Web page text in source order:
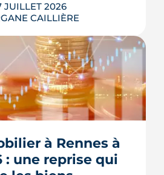
JUILLET 2026
CAILLIÈRE
devient un vrai critère
Plus-value
: ce qu'il faut savoir
ou de revendre.
L'ARTICLE
à Rennes à
: une reprise qui